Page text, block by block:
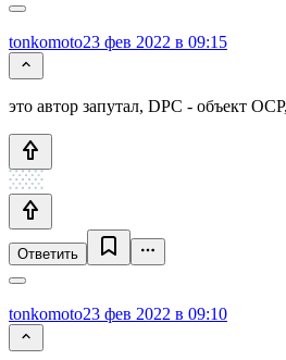
tonkomoto23 фев 2022 в 09:15
это автор запутал, DPC - объект
Ответить
tonkomoto23 фев 2022 в 09:10